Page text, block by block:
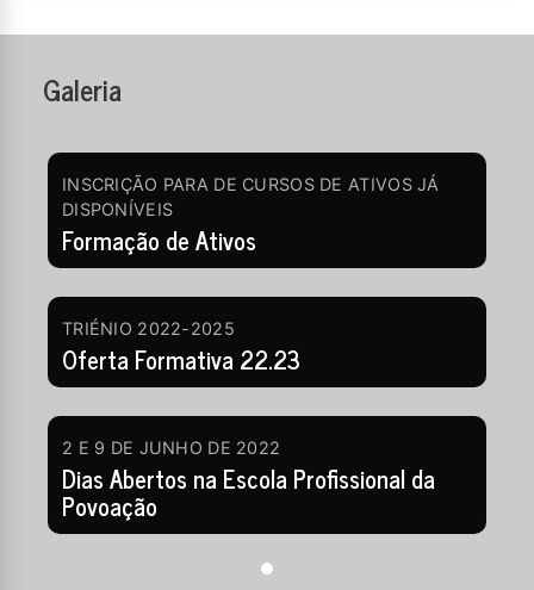
Galeria
INSCRIÇÃO PARA DE CURSOS DE ATIVOS JÁ
DISPONÍVEIS
Formação de Ativos
TRIÉNIO 2022-2025
Oferta Formativa 22.23
2 E 9 DE JUNHO DE 2022
Dias Abertos na Escola Profissional da
Povoação